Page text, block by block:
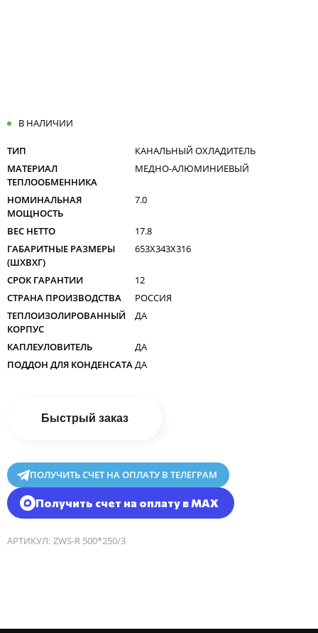
В НАЛИЧИИ
ТИП
КАНАЛЬНЫЙ ОХЛАДИТЕЛЬ
МАТЕРИАЛ
ТЕПЛООБМЕННИКА
МЕДНО-АЛЮМИНИЕВЫЙ
НОМИНАЛЬНАЯ
МОЩНОСТЬ
7.0
ВЕС НЕТТО
17.8
ГАБАРИТНЫЕ РАЗМЕРЫ
(ШXВXГ)
653X343X316
СРОК ГАРАНТИИ
12
СТРАНА ПРОИЗВОДСТВА
РОССИЯ
ТЕПЛОИЗОЛИРОВАННЫЙ
КОРПУС
ДА
КАПЛЕУЛОВИТЕЛЬ
ДА
ПОДДОН ДЛЯ КОНДЕНСАТАДА
Быстрый заказ
ПОЛУЧИТЬ СЧЕТ НА ОПЛАТУ В ТЕЛЕГРАМ
Получить счет на оплату в MAX
АРТИКУЛ: ZWS-R 500*250/3